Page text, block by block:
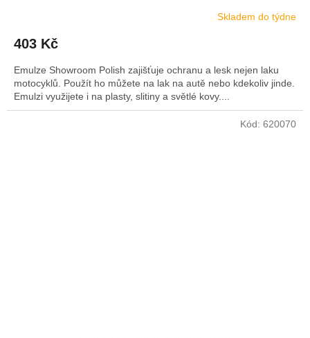
Skladem do týdne
403 Kč
Emulze Showroom Polish zajišťuje ochranu a lesk nejen laku
motocyklů. Použít ho můžete na lak na autě nebo kdekoliv jinde.
Emulzi využijete i na plasty, slitiny a světlé kovy....
Kód: 620070